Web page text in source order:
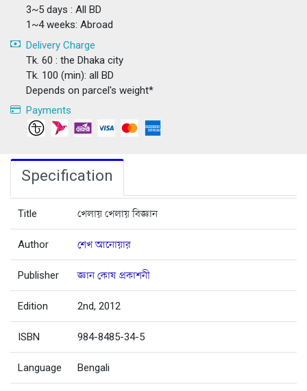
3~5 days : All BD
1~4 weeks: Abroad
Delivery Charge
Tk. 60 : the Dhaka city
Tk. 100 (min): all BD
Depends on parcel's weight*
Payments
Specification
Title খেলায় খেলায় বিজ্ঞান
Author শেখ আনোয়ার
Publisher জ্ঞান কোষ প্রকাশনী
Edition 2nd, 2012
ISBN 984-8485-34-5
Language Bengali